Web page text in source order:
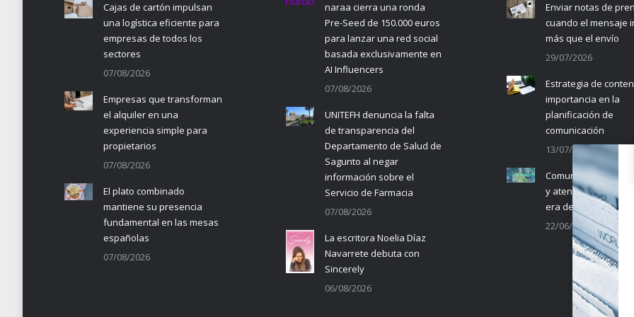
Cajas de cartón impulsan
una logística eficiente para
empresas de todos los
sectores
07/08/2026
Empresas que transforman
el alquiler en una
experiencia simple para
propietarios
07/08/2026
El plato combinado
mantiene su presencia
fundamental en las mesas
españolas
07/08/2026
naraa cierra una ronda
Pre-Seed de 150.000 euros
para lanzar una red social
basada exclusivamente en
AI Influencers
07/08/2026
UNITEFH denuncia la falta
de transparencia del
Departamento de Salud de
Sagunto al negar
información sobre el
Servicio de Farmacia
07/08/2026
La escritora Noelia Díaz
Navarrete debuta con
Sincerely
06/08/2026
Enviar notas de
cuando el mensaje
más que el envío
29/07/2026
Estrategia de
importancia en la
planificación de
comunicación
13/07/2026
Comunicación
y atención al cliente
era de la IA
22/06/2026